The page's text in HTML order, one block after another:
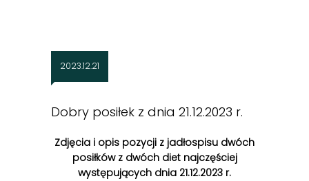
2023.12.21
Dobry posiłek z dnia 21.12.2023 r.
Zdjęcia i opis pozycji z jadłospisu dwóch
posiłków z dwóch diet najczęściej
występujących dnia 21.12.2023 r.